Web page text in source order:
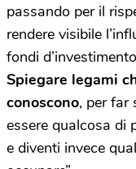
passando per il
rendere visibile
fondi
Spiegare legami
conoscono, per far
essere qualcosa di
e diventi invece